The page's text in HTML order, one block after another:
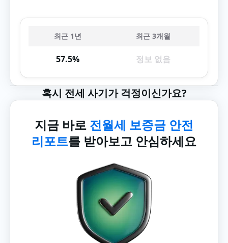
최근 1년 최근 3개월
57.5% 정보 없음
혹시 전세 사기가 걱정이신가요?
지금 바로 전월세 보증금 안전
리포트를 받아보고 안심하세요